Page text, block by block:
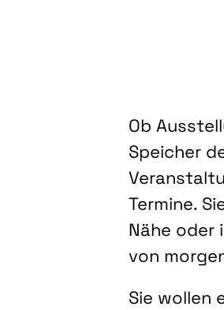
Ob
Speicher
Termine.
Nähe oder
von
Sie wollen